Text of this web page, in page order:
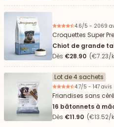
4.6/5 - 2069
Croquettes Super
Chiot de grande
Dès €28.90 (€7.23/
Lot de 4 sachets
4.7/5 - 147 avis
Friandises sans
16 bâtonnets à
Dès €11.90 (€13.52/